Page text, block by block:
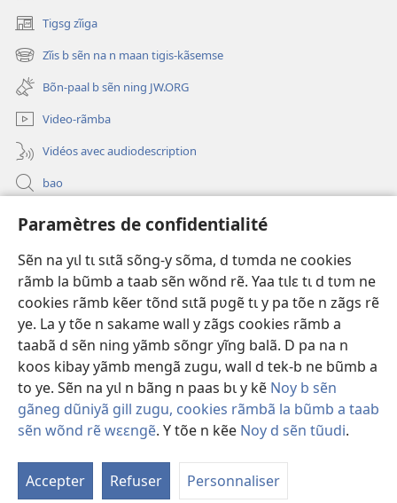
Paramètres de confidentialité
Sẽn na yɩl tɩ sɩtã sõng-y sõma, d tʋmda ne cookies
rãmb la bũmb a taab sẽn wõnd rẽ. Yaa tɩlɛ tɩ d tʋm ne
cookies rãmb kẽer tõnd sɩtã pʋgẽ tɩ y pa tõe n zãgs rẽ
ye. La y tõe n sakame wall y zãgs cookies rãmb a
taabã d sẽn ning yãmb sõngr yĩng balã. D pa na n
koos kibay yãmb mengã zugu, wall d tek-b ne bũmb a
to ye. Sẽn na yɩl n bãng n paas bɩ y kẽ Noy b sẽn
gãneg dũniyã gill zugu, cookies rãmbã la bũmb a taab
sẽn wõnd rẽ wɛɛngẽ. Y tõe n kẽe Noy d sẽn tũudi.
Accepter Refuser Personnaliser
Tigsg zĩiga
(ouvre
une
nouvelle
fenêtre)
Zĩis b sẽn na n maan tigis-kãsemse
(ouvre
une
nouvelle
fenêtre)
Bõn-paal b sẽn ning JW.ORG
Video-rãmba
Vidéos avec audiodescription
bao
Kũuni
(ouvre
une
nouvelle
fenêtre)
Watchtower SƐB VAEESG ZĨIGA™
(ouvre
une
nouvelle
fenêtre)
JW Hub ®
(ouvre
une
nouvelle
fenêtre)
Copyright© 2026 Watch Tower Bible and Tract Society of Pennsylvania.
Y SẼN SEGD N SAKE| NOY D SẼN TŨUDI|PARAMÈTRES DE